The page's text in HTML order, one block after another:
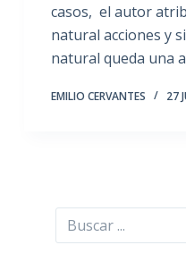
casos, el autor
natural acciones y
natural queda una
EMILIO CERVANTES 27
Buscar